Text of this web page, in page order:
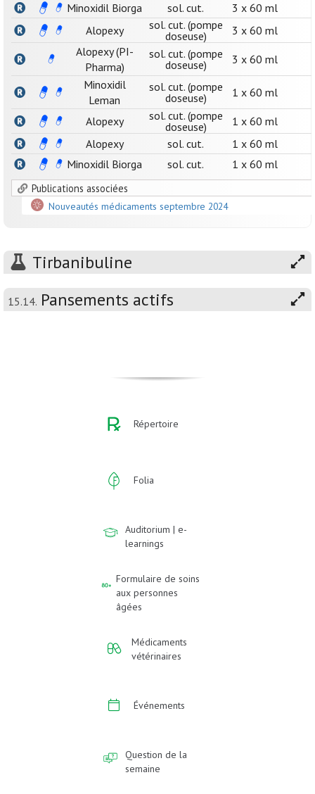
Minoxidil Biorga
sol. cut.
3 x 60 ml
Alopexy
sol. cut. (pompe
doseuse)
3 x 60 ml
Alopexy (PI-
Pharma)
sol. cut. (pompe
doseuse)
3 x 60 ml
Minoxidil
Leman
sol. cut. (pompe
doseuse)
1 x 60 ml
Alopexy
sol. cut. (pompe
doseuse)
1 x 60 ml
Alopexy
sol. cut.
1 x 60 ml
Minoxidil Biorga
sol. cut. 1 x 60 ml
Publications associées
Nouveautés médicaments septembre 2024
Tirbanibuline
15.14. Pansements actifs
Répertoire
Folia
Auditorium | e-
learnings
Formulaire de soins
aux personnes
âgées
Médicaments
vétérinaires
Événements
Question de la
semaine